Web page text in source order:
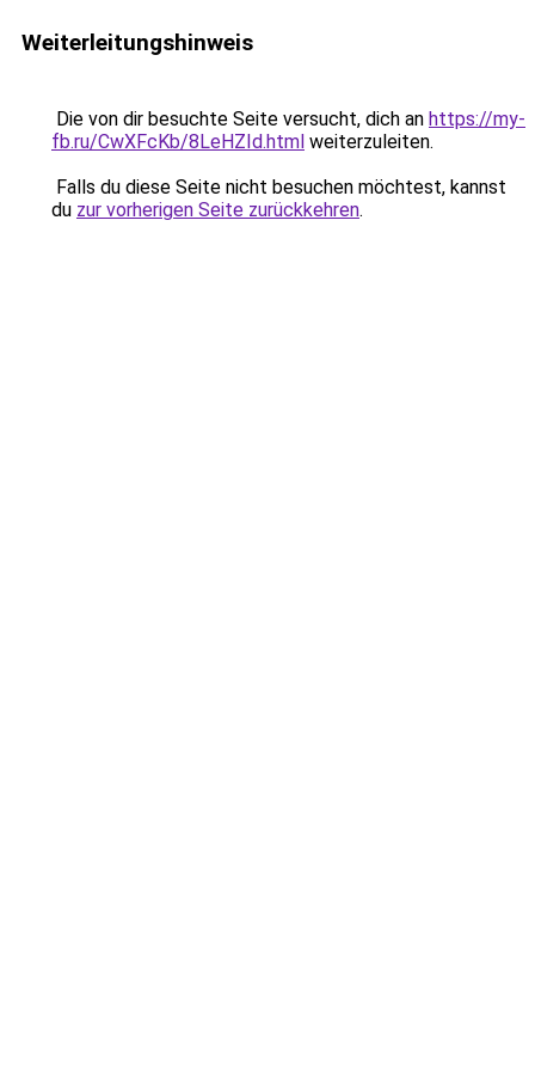
Weiterleitungshinweis
Die von dir besuchte Seite versucht, dich an https://my-
fb.ru/CwXFcKb/8LeHZId.html weiterzuleiten.
Falls du diese Seite nicht besuchen möchtest, kannst
du zur vorherigen Seite zurückkehren.